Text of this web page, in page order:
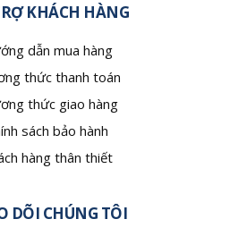
KHÁCH HÀNG
dẫn mua hàng
thức thanh toán
thức giao hàng
sách bảo hành
hàng thân thiết
DÕI CHÚNG TÔI